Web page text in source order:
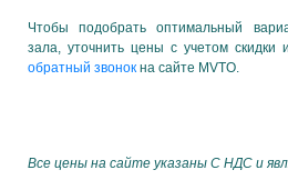
Чтобы подобрать оптимальный
зала, уточнить цены с учетом скидки
обратный звонок на сайте MVTO.
Все цены на сайте указаны С НДС и